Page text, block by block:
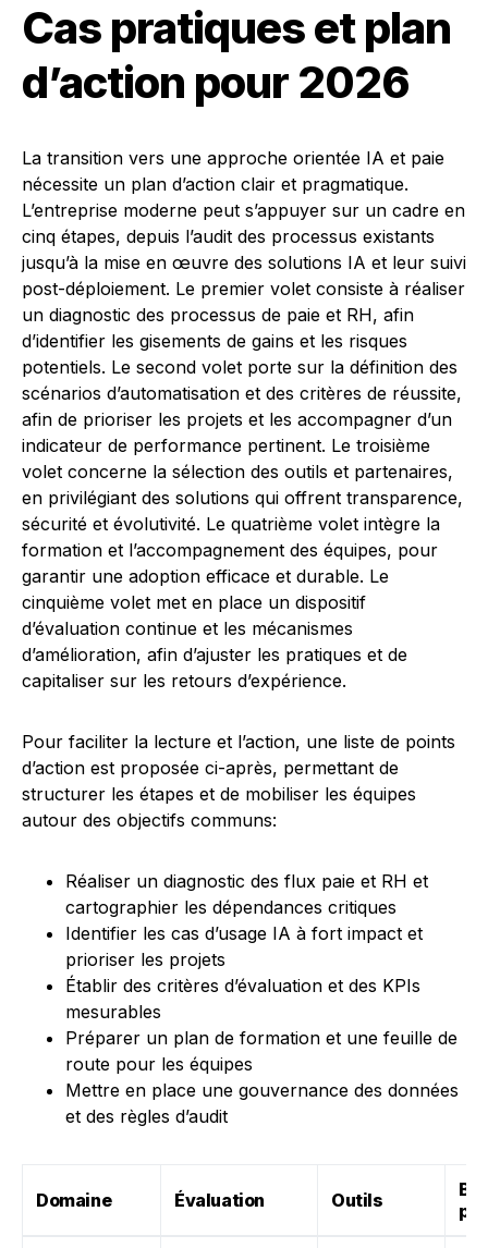
Cas pratiques et plan
d’action pour 2026
La transition vers une approche orientée IA et paie
nécessite un plan d’action clair et pragmatique.
L’entreprise moderne peut s’appuyer sur un cadre en
cinq étapes, depuis l’audit des processus existants
jusqu’à la mise en œuvre des solutions IA et leur suivi
post-déploiement. Le premier volet consiste à réaliser
un diagnostic des processus de paie et RH, afin
d’identifier les gisements de gains et les risques
potentiels. Le second volet porte sur la définition des
scénarios d’automatisation et des critères de réussite,
afin de prioriser les projets et les accompagner d’un
indicateur de performance pertinent. Le troisième
volet concerne la sélection des outils et partenaires,
en privilégiant des solutions qui offrent transparence,
sécurité et évolutivité. Le quatrième volet intègre la
formation et l’accompagnement des équipes, pour
garantir une adoption efficace et durable. Le
cinquième volet met en place un dispositif
d’évaluation continue et les mécanismes
d’amélioration, afin d’ajuster les pratiques et de
capitaliser sur les retours d’expérience.
Pour faciliter la lecture et l’action, une liste de points
d’action est proposée ci-après, permettant de
structurer les étapes et de mobiliser les équipes
autour des objectifs communs:
Réaliser un diagnostic des flux paie et RH et
cartographier les dépendances critiques
Identifier les cas d’usage IA à fort impact et
prioriser les projets
Établir des critères d’évaluation et des KPIs
mesurables
Préparer un plan de formation et une feuille de
route pour les équipes
Mettre en place une gouvernance des données
et des règles d’audit
Domaine Évaluation Outils